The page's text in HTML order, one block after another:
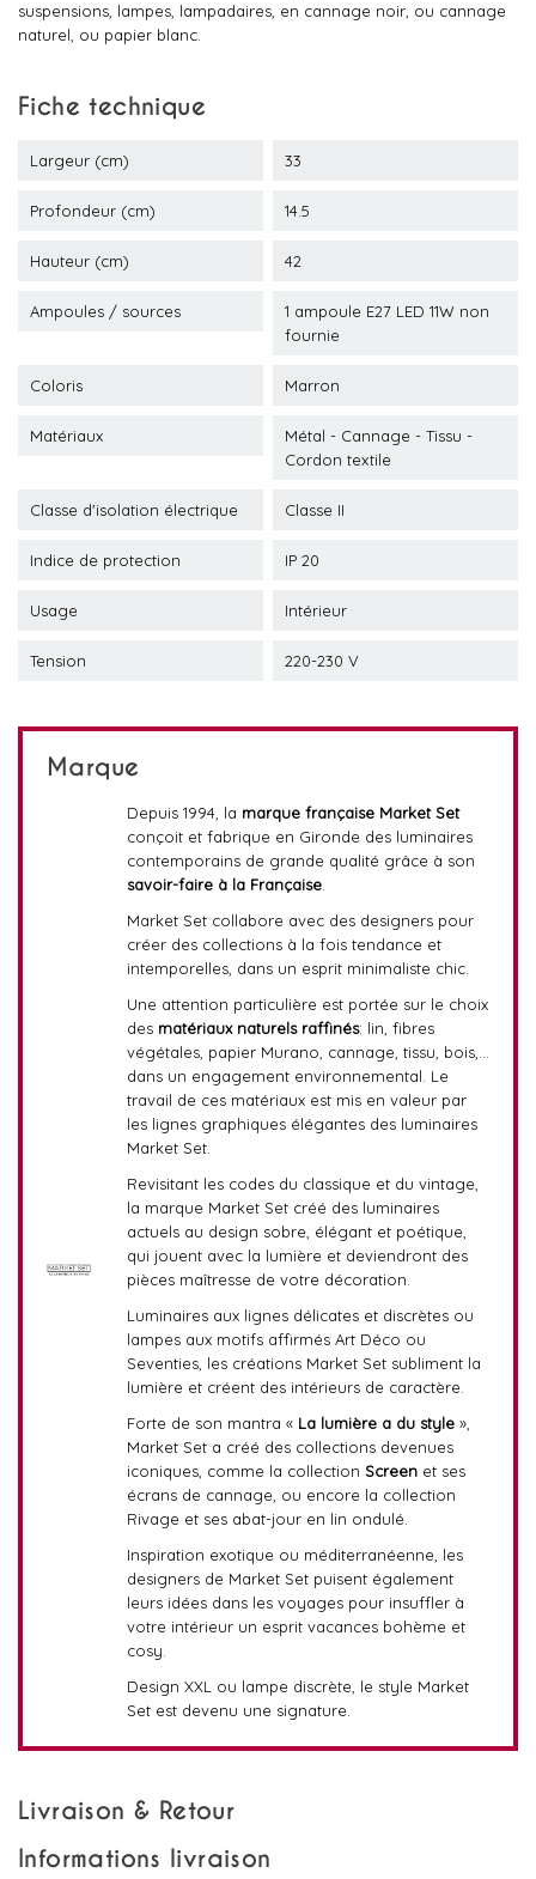
suspensions, lampes, lampadaires, en cannage noir, ou cannage
naturel, ou papier blanc.
Fiche technique
Largeur (cm) 33
Profondeur (cm) 14.5
Hauteur (cm) 42
Ampoules / sources
1 ampoule E27 LED 11W non
fournie
Coloris Marron
Matériaux
Métal - Cannage - Tissu -
Cordon textile
Classe d'isolation électrique Classe II
Indice de protection IP 20
Usage Intérieur
Tension 220-230 V
Marque
Depuis 1994, la marque française Market Set
conçoit et fabrique en Gironde des luminaires
contemporains de grande qualité grâce à son
savoir-faire à la Française.
Market Set collabore avec des designers pour
créer des collections à la fois tendance et
intemporelles, dans un esprit minimaliste chic.
Une attention particulière est portée sur le choix
des matériaux naturels raffinés: lin, fibres
végétales, papier Murano, cannage, tissu, bois,…
dans un engagement environnemental. Le
travail de ces matériaux est mis en valeur par
les lignes graphiques élégantes des luminaires
Market Set.
Revisitant les codes du classique et du vintage,
la marque Market Set créé des luminaires
actuels au design sobre, élégant et poétique,
qui jouent avec la lumière et deviendront des
pièces maîtresse de votre décoration.
Luminaires aux lignes délicates et discrètes ou
lampes aux motifs affirmés Art Déco ou
Seventies, les créations Market Set subliment la
lumière et créent des intérieurs de caractère.
Forte de son mantra « La lumière a du style»,
Market Set a créé des collections devenues
iconiques, comme la collection Screenet ses
écrans de cannage, ou encore la collection
Rivage et ses abat-jour en lin ondulé.
Inspiration exotique ou méditerranéenne, les
designers de Market Set puisent également
leurs idées dans les voyages pour insuffler à
votre intérieur un esprit vacances bohème et
cosy.
Design XXL ou lampe discrète, le style Market
Set est devenu une signature.
Livraison & Retour
Informations livraison